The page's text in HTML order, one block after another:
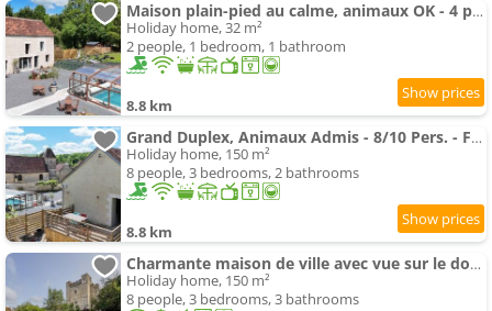
Maison plain-pied au calme, animaux OK - 4 pers. - FR-1-497-265
Holiday home, 32 m²
2 people, 1 bedroom, 1 bathroom
8.8 km
Grand Duplex, Animaux Admis - 8/10 Pers. - FR-1-497-266
Holiday home, 150 m²
8 people, 3 bedrooms, 2 bathrooms
8.8 km
Charmante maison de ville avec vue sur le donjon avec wifi et jardin
Holiday home, 150 m²
8 people, 3 bedrooms, 3 bathrooms